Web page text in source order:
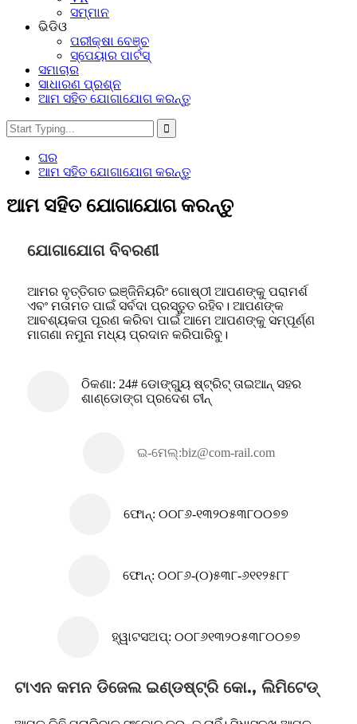
ସମ୍ମାନ
ଭିଡିଓ
ପରୀକ୍ଷା ବେଞ୍ଚ
ସ୍ପେୟାର ପାର୍ଟସ୍‌
ସମାଚାର
ସାଧାରଣ ପ୍ରଶ୍ନ
ଆମ ସହିତ ଯୋଗାଯୋଗ କରନ୍ତୁ
ଘର
ଆମ ସହିତ ଯୋଗାଯୋଗ କରନ୍ତୁ
ଆମ ସହିତ ଯୋଗାଯୋଗ କରନ୍ତୁ
ଯୋଗାଯୋଗ ବିବରଣୀ
ଆମର ବୃତ୍ତିଗତ ଇଞ୍ଜିନିୟରିଂ ଗୋଷ୍ଠୀ ଆପଣଙ୍କୁ ପରାମର୍ଶ
ଏବଂ ମତାମତ ପାଇଁ ସର୍ବଦା ପ୍ରସ୍ତୁତ ରହିବ। ଆପଣଙ୍କ
ଆବଶ୍ୟକତା ପୂରଣ କରିବା ପାଇଁ ଆମେ ଆପଣଙ୍କୁ ସମ୍ପୂର୍ଣ୍ଣ
ମାଗଣା ନମୁନା ମଧ୍ୟ ପ୍ରଦାନ କରିପାରିବୁ।
ଠିକଣା: 24# ଡୋଙ୍ଗ୍ୟୁ ଷ୍ଟ୍ରିଟ୍ ତାଇଆନ୍ ସହର
ଶାଣ୍ଡୋଙ୍ଗ ପ୍ରଦେଶ ଚୀନ୍
ଇ-ମେଲ୍:biz@com-rail.com
ଫୋନ୍: ୦୦୮୬-୧୩୨୦୫୩୮୦୦୭୭
ଫୋନ୍: ୦୦୮୬-(୦)୫୩୮-୬୧୧୨୫୮୮
ହ୍ୱାଟସଅପ୍: ୦୦୮୬୧୩୨୦୫୩୮୦୦୭୭
ଟାଏନ କମନ ଡିଜେଲ ଇଣ୍ଡଷ୍ଟ୍ରି କୋ., ଲିମିଟେଡ୍